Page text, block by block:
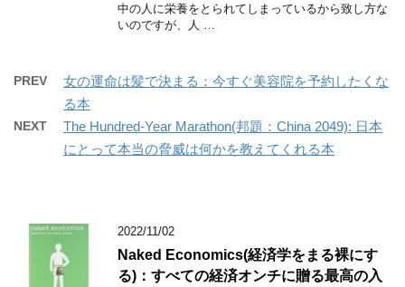
中の人に栄養をとられてしまっているから致し方な
いのですが、人 …
PREV
女の運命は髪で決まる：今すぐ美容院を予約したくな
る本
NEXT
The Hundred-Year Marathon(邦題：China 2049): 日本
にとって本当の脅威は何かを教えてくれる本
2022/11/02
Naked Economics(経済学をまる裸にす
る)：すべての経済オンチに贈る最高の入